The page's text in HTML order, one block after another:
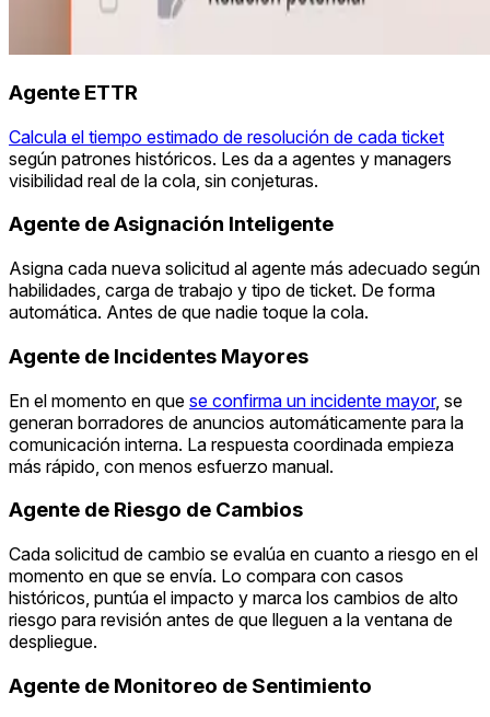
Agente ETTR
Calcula el tiempo estimado de resolución de cada ticket
según patrones históricos. Les da a agentes y managers
visibilidad real de la cola, sin conjeturas.
Agente de Asignación Inteligente
Asigna cada nueva solicitud al agente más adecuado según
habilidades, carga de trabajo y tipo de ticket. De forma
automática. Antes de que nadie toque la cola.
Agente de Incidentes Mayores
En el momento en que se confirma un incidente mayor, se
generan borradores de anuncios automáticamente para la
comunicación interna. La respuesta coordinada empieza
más rápido, con menos esfuerzo manual.
Agente de Riesgo de Cambios
Cada solicitud de cambio se evalúa en cuanto a riesgo en el
momento en que se envía. Lo compara con casos
históricos, puntúa el impacto y marca los cambios de alto
riesgo para revisión antes de que lleguen a la ventana de
despliegue.
Agente de Monitoreo de Sentimiento